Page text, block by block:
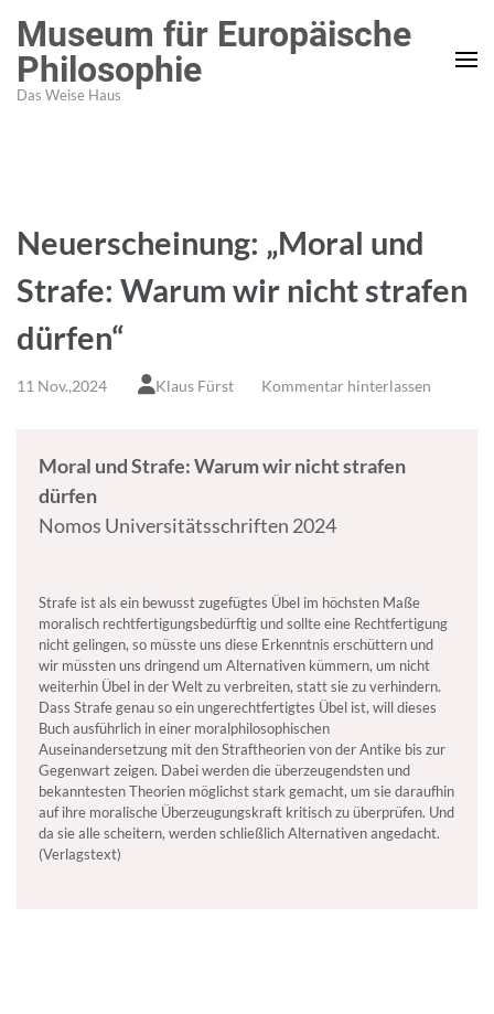
Inhalt
springen
(Enter
Museum für Europäische
Philosophie
Das Weise Haus
Neuerscheinung: „Moral und
Strafe: Warum wir nicht strafen
dürfen“
11 Nov.,2024 Klaus Fürst Kommentar hinterlassen
Moral und Strafe: Warum wir nicht strafen
dürfen
Nomos Universitätsschriften 2024
Strafe ist als ein bewusst zugefügtes Übel im höchsten Maße
moralisch rechtfertigungsbedürftig und sollte eine Rechtfertigung
nicht gelingen, so müsste uns diese Erkenntnis erschüttern und
wir müssten uns dringend um Alternativen kümmern, um nicht
weiterhin Übel in der Welt zu verbreiten, statt sie zu verhindern.
Dass Strafe genau so ein ungerechtfertigtes Übel ist, will dieses
Buch ausführlich in einer moralphilosophischen
Auseinandersetzung mit den Straftheorien von der Antike bis zur
Gegenwart zeigen. Dabei werden die überzeugendsten und
bekanntesten Theorien möglichst stark gemacht, um sie daraufhin
auf ihre moralische Überzeugungskraft kritisch zu überprüfen. Und
da sie alle scheitern, werden schließlich Alternativen angedacht.
(Verlagstext)